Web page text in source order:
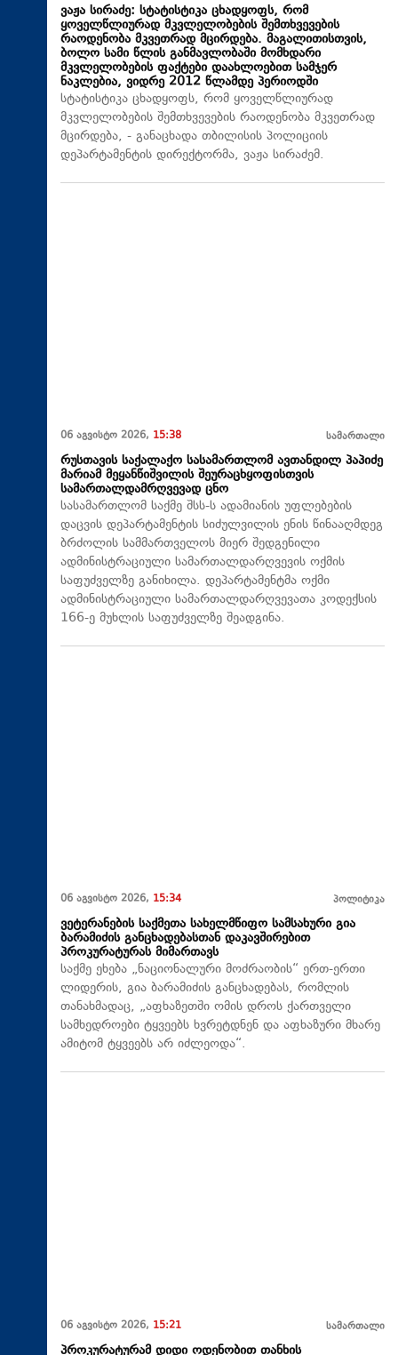
ვაჟა სირაძე: სტატისტიკა ცხადყოფს, რომ
ყოველწლიურად მკვლელობების შემთხვევების
რაოდენობა მკვეთრად მცირდება. მაგალითისთვის,
ბოლო სამი წლის განმავლობაში მომხდარი
მკვლელობების ფაქტები დაახლოებით სამჯერ
ნაკლებია, ვიდრე 2012 წლამდე პერიოდში
სტატისტიკა ცხადყოფს, რომ ყოველწლიურად
მკვლელობების შემთხვევების რაოდენობა მკვეთრად
მცირდება, - განაცხადა თბილისის პოლიციის
დეპარტამენტის დირექტორმა, ვაჟა სირაძემ.
06 აგვისტო 2026, 15:38 სამართალი
რუსთავის საქალაქო სასამართლომ ავთანდილ პაპიძე
მარიამ მეყანწიშვილის შეურაცხყოფისთვის
სამართალდამრღვევად ცნო
სასამართლომ საქმე შსს-ს ადამიანის უფლებების
დაცვის დეპარტამენტის სიძულვილის ენის წინააღმდეგ
ბრძოლის სამმართველოს მიერ შედგენილი
ადმინისტრაციული სამართალდარღვევის ოქმის
საფუძველზე განიხილა. დეპარტამენტმა ოქმი
ადმინისტრაციული სამართალდარღვევათა კოდექსის
166-ე მუხლის საფუძველზე შეადგინა.
06 აგვისტო 2026, 15:34 პოლიტიკა
ვეტერანების საქმეთა სახელმწიფო სამსახური გია
ბარამიძის განცხადებასთან დაკავშირებით
პროკურატურას მიმართავს
საქმე ეხება „ნაციონალური მოძრაობის“ ერთ-ერთი
ლიდერის, გია ბარამიძის განცხადებას, რომლის
თანახმადაც, „აფხაზეთში ომის დროს ქართველი
სამხედროები ტყვეებს ხვრეტდნენ და აფხაზური მხარე
ამიტომ ტყვეებს არ იძლეოდა“.
06 აგვისტო 2026, 15:21 სამართალი
პროკურატურამ დიდი ოდენობით თანხის